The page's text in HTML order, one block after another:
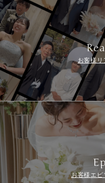
お客様リ
お客様エピ